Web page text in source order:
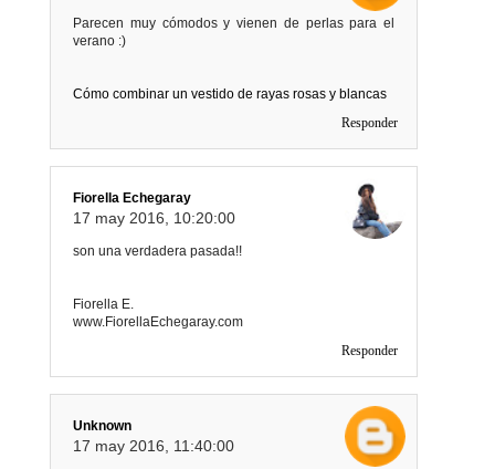
Parecen muy cómodos y vienen de perlas para el
verano :)
Cómo combinar un vestido de rayas rosas y blancas
Responder
Fiorella Echegaray
17 may 2016, 10:20:00
son una verdadera pasada!!
Fiorella E.
www.FiorellaEchegaray.com
Responder
Unknown
17 may 2016, 11:40:00